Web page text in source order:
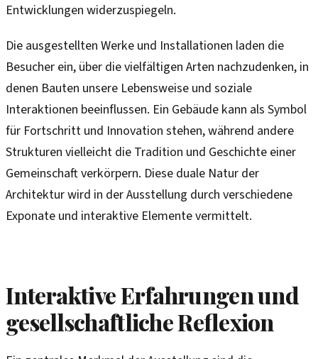
Entwicklungen widerzuspiegeln.
Die ausgestellten Werke und Installationen laden die
Besucher ein, über die vielfältigen Arten nachzudenken, in
denen Bauten unsere Lebensweise und soziale
Interaktionen beeinflussen. Ein Gebäude kann als Symbol
für Fortschritt und Innovation stehen, während andere
Strukturen vielleicht die Tradition und Geschichte einer
Gemeinschaft verkörpern. Diese duale Natur der
Architektur wird in der Ausstellung durch verschiedene
Exponate und interaktive Elemente vermittelt.
Interaktive Erfahrungen und
gesellschaftliche Reflexion